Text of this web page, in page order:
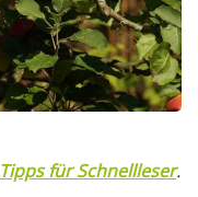
Tipps für Schnellleser.